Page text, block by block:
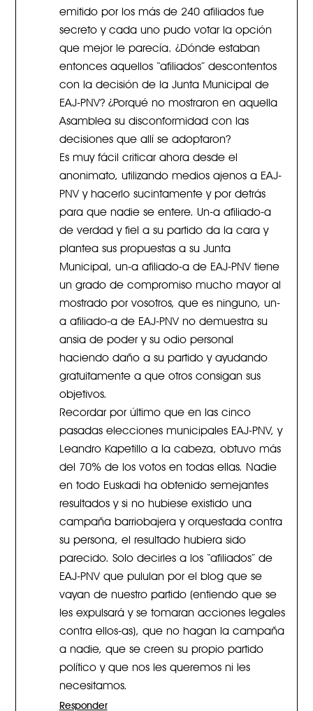
emitido por los más de 240 afiliados fue
secreto y cada uno pudo votar la opción
que mejor le parecía. ¿Dónde estaban
entonces aquellos “afiliados” descontentos
con la decisión de la Junta Municipal de
EAJ-PNV? ¿Porqué no mostraron en aquella
Asamblea su disconformidad con las
decisiones que allí se adoptaron?
Es muy fácil criticar ahora desde el
anonimato, utilizando medios ajenos a EAJ-
PNV y hacerlo sucintamente y por detrás
para que nadie se entere. Un-a afiliado-a
de verdad y fiel a su partido da la cara y
plantea sus propuestas a su Junta
Municipal, un-a afiliado-a de EAJ-PNV tiene
un grado de compromiso mucho mayor al
mostrado por vosotros, que es ninguno, un-
a afiliado-a de EAJ-PNV no demuestra su
ansia de poder y su odio personal
haciendo daño a su partido y ayudando
gratuitamente a que otros consigan sus
objetivos.
Recordar por último que en las cinco
pasadas elecciones municipales EAJ-PNV, y
Leandro Kapetillo a la cabeza, obtuvo más
del 70% de los votos en todas ellas. Nadie
en todo Euskadi ha obtenido semejantes
resultados y si no hubiese existido una
campaña barriobajera y orquestada contra
su persona, el resultado hubiera sido
parecido. Solo decirles a los “afiliados” de
EAJ-PNV que pululan por el blog que se
vayan de nuestro partido (entiendo que se
les expulsará y se tomaran acciones legales
contra ellos-as), que no hagan la campaña
a nadie, que se creen su propio partido
político y que nos les queremos ni les
necesitamos.
Responder